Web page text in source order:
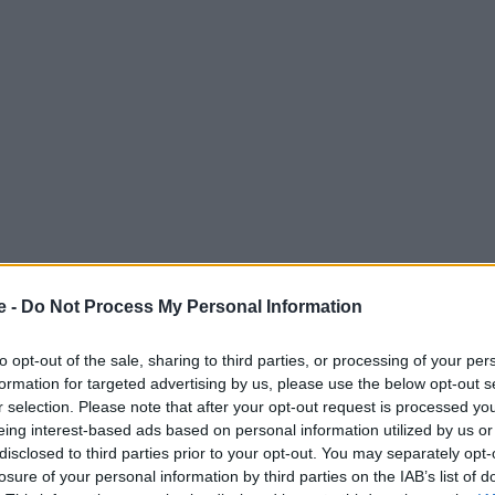
- Do Not Process My Personal Information
opt-out of the sale, sharing to third parties, or processing of your
for targeted advertising by us, please use the below opt-out
selection. Please note that after your opt-out request is processed
interest-based ads based on personal information utilized by us
to third parties prior to your opt-out. You may separately
of your personal information by third parties on the IAB’s list of
πόλης
της πόλης συναντά τη δημιουργικότητα της νέας
καθημερινά τις πιο γλυκιές ιστορίες!ΤοLa